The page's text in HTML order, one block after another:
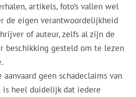
artikels, foto’s vallen wel
de eigen verantwoordelijkheid
of auteur, zelfs al zijn de
beschikking gesteld om te lezen
aanvaard geen schadeclaims van
is heel duidelijk dat iedere